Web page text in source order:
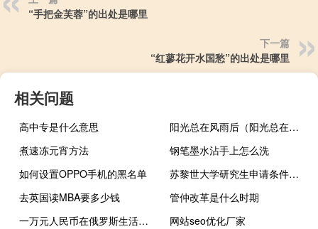
“手把金芙蓉”的出处是哪里
下一篇
“红蓼花开水国愁”的出处是哪里
相关问题
高中专是什么意思
阳光总在风雨后（阳光总在风雨后原唱歌词）
煮速冻元宵方法
钢笔墨水沾手上怎么洗
如何设置OPPO手机的黑名单
苏黎世大学研究生申请条件是什么
去英国读MBA要多少钱
管仲改革是什么时期
一万元人民币在俄罗斯生活多久（一万元人民币有多重）
网站seo优化厂家